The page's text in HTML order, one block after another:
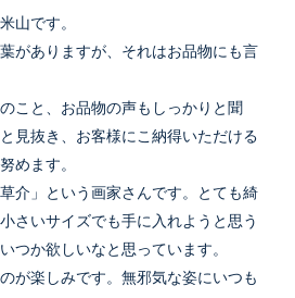
山です。
がありますが、それはお品物にも言
こと、お品物の声もしっかりと聞
見抜き、お客様にこ納得いただける
めます。
介」という画家さんです。とても綺
さいサイズでも手に入れようと思う
つか欲しいなと思っています。
が楽しみです。無邪気な姿にいつも